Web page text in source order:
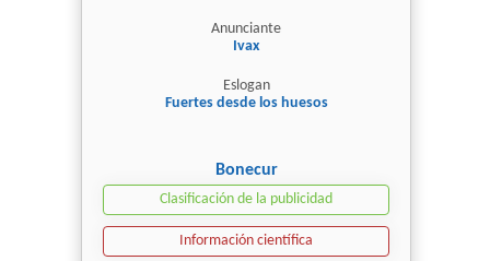
Anunciante
Ivax
Eslogan
Fuertes desde los huesos
Bonecur
Clasificación de la publicidad
Información científica